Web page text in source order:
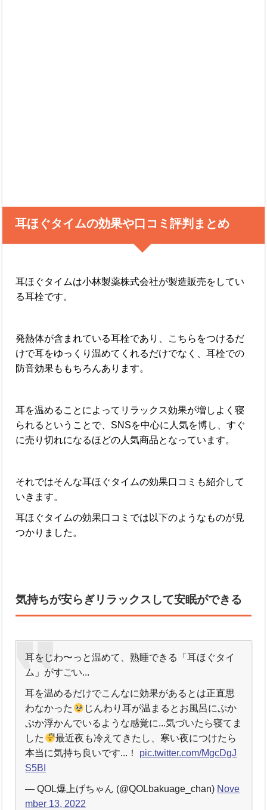
耳ほぐタイムの効果や口コミ評判まとめ
耳ほぐタイムは小林製薬株式会社が製造販売をしてい
る耳栓です。
発熱体が含まれている耳栓であり、こちらをつけるだ
けで耳をゆっくり温めてくれるだけでなく、耳栓での
防音効果ももちろんあります。
耳を温めることによってリラックス効果が増しよく寝
られるということで、SNSを中心に人気を博し、すぐ
に売り切れになるほどの人気商品となっています。
それではそんな耳ほぐタイムの効果口コミも紹介して
いきます。
耳ほぐタイムの効果口コミでは以下のようなものが見
つかりました。
気持ちが安らぎリラックスして安眠ができる
耳をじわ〜っと温めて、熟睡できる「耳ほぐタイ
ム」がすごい...
耳を温めるだけでこんなに効果があるとは正直思
わなかった
じんわり耳が温まるとお風呂にぷか
ぷか浮かんでいるような感覚に...気づいたら寝てま
した
最近夜も冷えてきたし、寒い夜につけたら
本当に気持ち良いです...！ pic.twitter.com/MgcDgJ
S5BI
— QOL爆上げちゃん (@QOLbakuage_chan) Nove
mber 13, 2022